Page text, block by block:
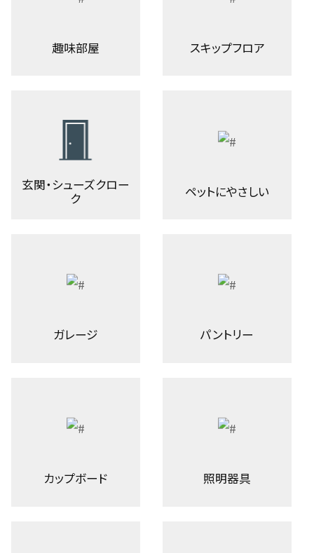
趣味部屋 スキップフロア
玄関・シューズクロー
ク
ペットにやさしい
ガレージ パントリー
カップボード 照明器具